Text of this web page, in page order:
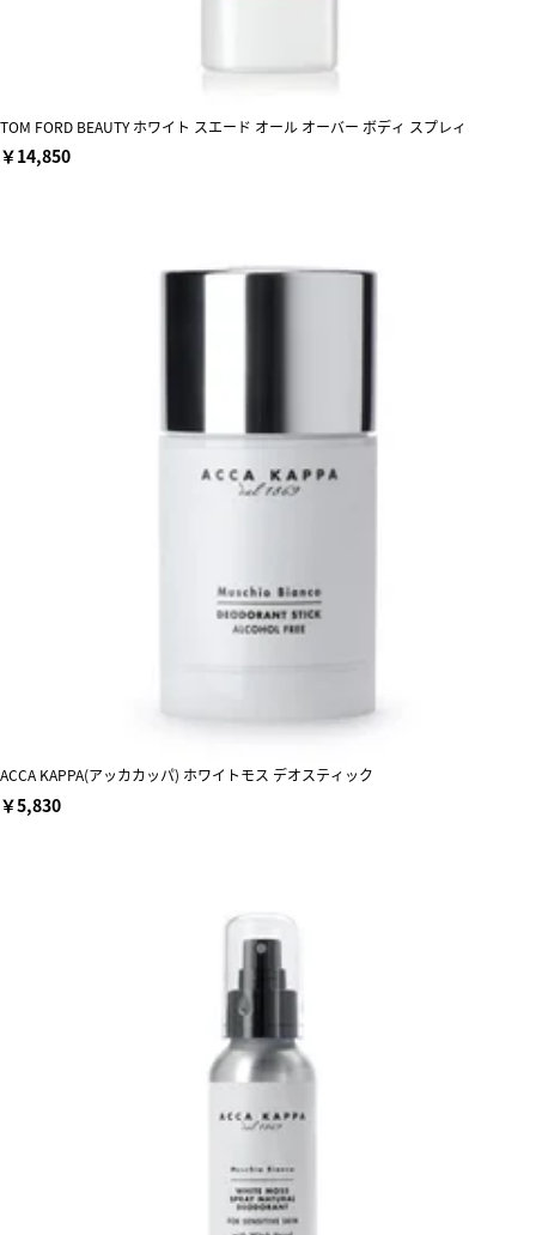
TOM FORD BEAUTY ホワイト スエード オール オーバー ボディ スプレィ
￥14,850
ACCA KAPPA(アッカカッパ) ホワイトモス デオスティック
￥5,830